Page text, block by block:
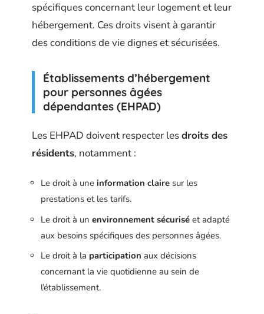
spécifiques concernant leur logement et leur
hébergement. Ces droits visent à garantir
des conditions de vie dignes et sécurisées.
Établissements d’hébergement
pour personnes âgées
dépendantes (EHPAD)
Les EHPAD doivent respecter lesdroits des
résidents, notamment :
Le droit à une information claire sur les
prestations et les tarifs.
Le droit à un environnement sécurisé et adapté
aux besoins spécifiques des personnes âgées.
Le droit à la participation aux décisions
concernant la vie quotidienne au sein de
l’établissement.